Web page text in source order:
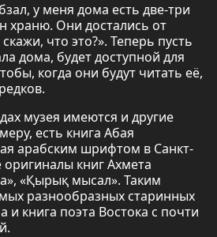
у меня дома есть две-три
храню. Они достались от
что это?». Теперь пусть
дома, будет доступной для
когда они будут читать её,
музея имеются и другие
есть книга Абая
арабским шрифтом в Санкт-
оригиналы книг Ахмета
«Қырық мысал». Таким
разнообразных старинных
и книга поэта Востока с почти